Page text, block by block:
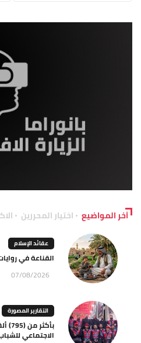
آخر المواضيع اختيار المحررين
عقائد الإسلام
القناعة في
07/08/2026
التقارير المصورة
الاجتماعي